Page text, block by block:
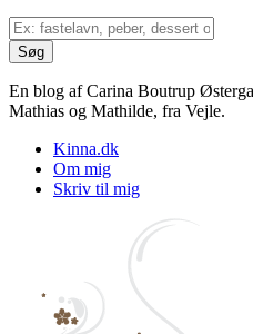
En blog af Carina Boutrup
Mathias og Mathilde, fra Vejle.
Kinna.dk
Om mig
Skriv til mig